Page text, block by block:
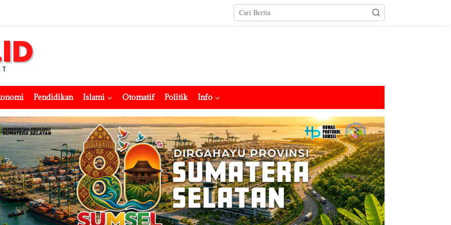
Pendidikan Islami Otomatif Politik Info